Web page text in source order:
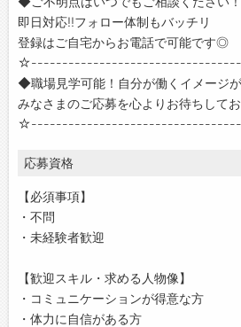
即日対応!!フォロー体制もバッチリ
登録はご自宅からお電話で可能です◎
◆職場見学可能！自分が働くイメージが
みなさまのご応募を心よりお待ちして
応募資格
【必須事項】
・不問
・未経験者歓迎
【歓迎スキル・求める人物像】
・コミュニケーションが得意な方
・体力に自信がある方